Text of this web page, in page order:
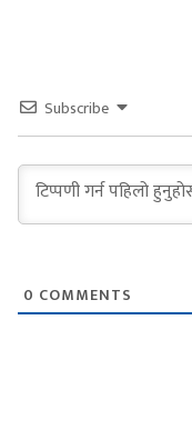
Subscribe
0 COMMENTS